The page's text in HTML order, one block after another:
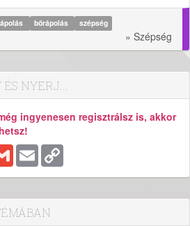
bőrápolás
szépség
» Szépség
NYERJ...
ingyenesen regisztrálsz is, akkor
Gmail Email